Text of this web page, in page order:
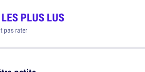
LES PLUS LUS
pas rater